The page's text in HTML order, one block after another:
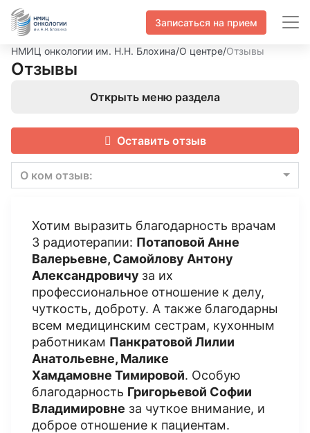
Записаться на прием
НМИЦ онкологии им. Н.Н. Блохина/О центре/Отзывы
Отзывы
Открыть меню раздела
Оставить отзыв
О ком отзыв:
Хотим выразить благодарность врачам
3 радиотерапии: Потаповой Анне
Валерьевне, Самойлову Антону
Александровичу за их
профессиональное отношение к делу,
чуткость, доброту. А также благодарны
всем медицинским сестрам, кухонным
работникам Панкратовой Лилии
Анатольевне, Малике
Хамдамовне Тимировой. Особую
благодарность Григорьевой Софии
Владимировне за чуткое внимание, и
доброе отношение к пациентам.